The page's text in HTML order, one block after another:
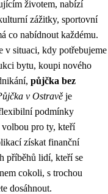
životem, nabízí
zážitky, sportovní
co nabídnout každému.
v situaci, kdy potřebujeme
bytu, koupi nového
půjčka bez
v Ostravě je
podmínky
volbou pro ty, kteří
získat finanční
příběhů lidí, kteří se
cokoli, s trochou
dosáhnout.